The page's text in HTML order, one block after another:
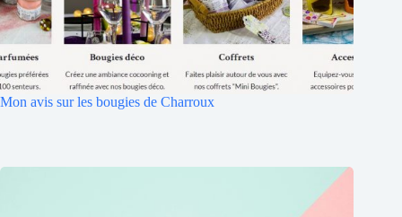
Mon avis sur les bougies de Charroux